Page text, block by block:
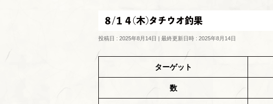
８/１４(木)タチウオ釣果
投稿日 : 2025年8月14日 最終更新日時 : 2025年8月14日
ターゲット
数